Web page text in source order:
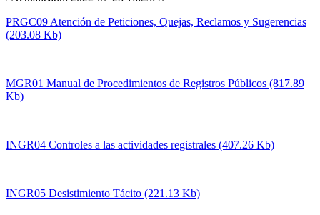
PRGC09 Atención de Peticiones, Quejas, Reclamos y Sugerencias
(203.08 Kb)
MGR01 Manual de Procedimientos de Registros Públicos (817.89
Kb)
INGR04 Controles a las actividades registrales (407.26 Kb)
INGR05 Desistimiento Tácito (221.13 Kb)